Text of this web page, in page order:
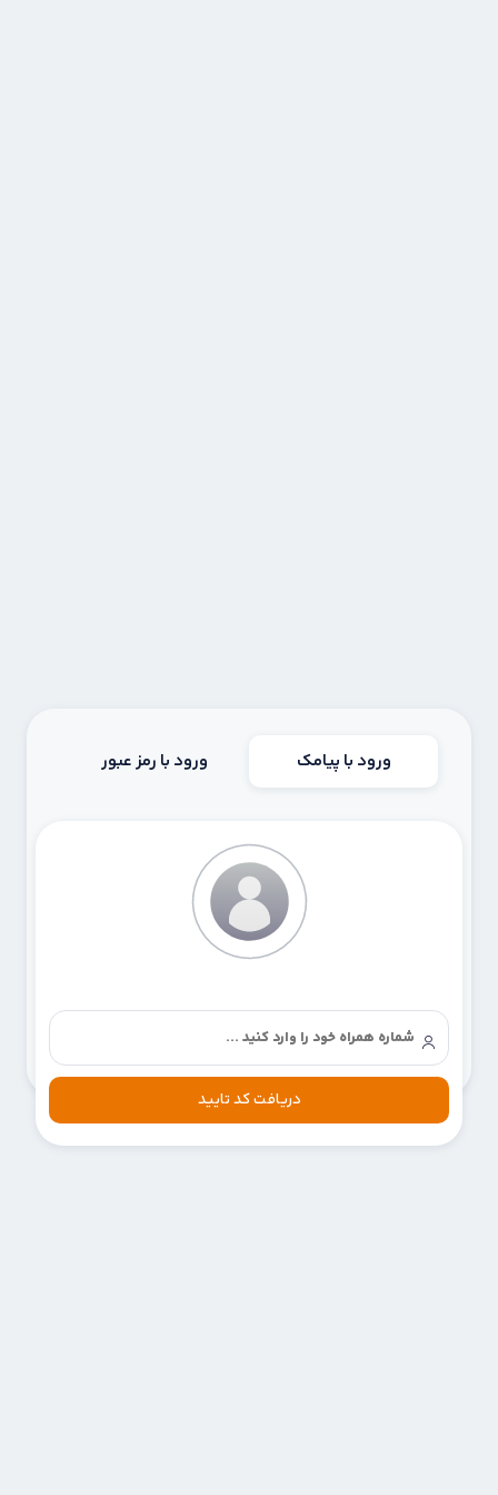
ورود با پیامک ورود با رمز عبور
دریافت کد تایید